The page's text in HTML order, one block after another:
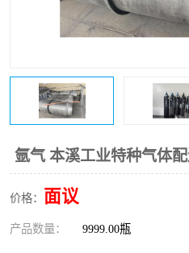
氩气 本溪工业特种气体
价格： 面议
产品数量： 9999.00瓶